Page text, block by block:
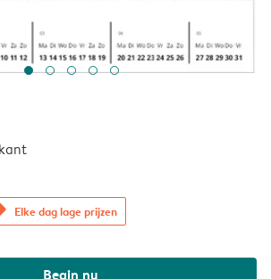
Elke dag lage prijzen
Begin nu